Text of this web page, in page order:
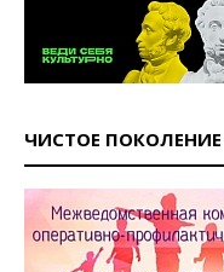
ЧИСТОЕ ПОКОЛЕНИЕ